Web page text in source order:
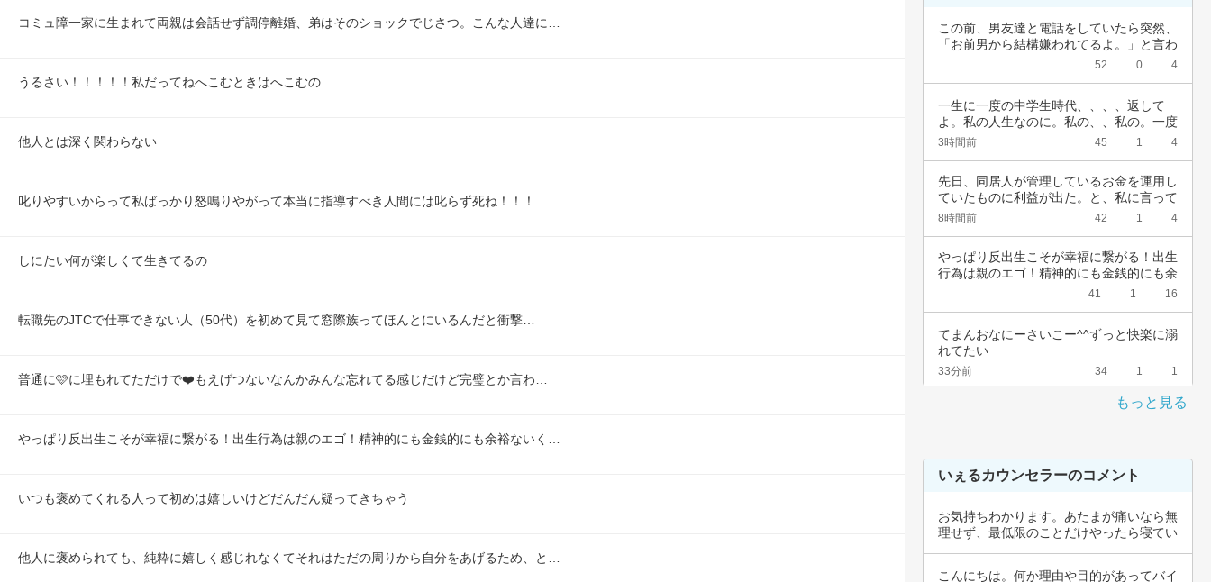
コミュ障一家に生まれて両親は会話せず調停離婚、弟はそのショックでじさつ。こんな人達に…
うるさい！！！！！私だってねへこむときはへこむの
他人とは深く関わらない
叱りやすいからって私ばっかり怒鳴りやがって本当に指導すべき人間には叱らず死ね！！！
しにたい何が楽しくて生きてるの
転職先のJTCで仕事できない人（50代）を初めて見て窓際族ってほんとにいるんだと衝撃…
普通に🩷に埋もれてただけで❤️もえげつないなんかみんな忘れてる感じだけど完璧とか言わ…
やっぱり反出生こそが幸福に繋がる！出生行為は親のエゴ！精神的にも金銭的にも余裕ないく…
いつも褒めてくれる人って初めは嬉しいけどだんだん疑ってきちゃう
他人に褒められても、純粋に嬉しく感じれなくてそれはただの周りから自分をあげるため、と…
この前、男友達と電話をしていたら突然、
「お前男から結構嫌われてるよ。」と言わ
52 0 4
一生に一度の中学生時代、、、、返して
よ。私の人生なのに。私の、、私の。一度
でいいから…
3時間前 45 1 4
先日、同居人が管理しているお金を運用し
ていたものに利益が出た。と、私に言って
きた。結…
8時間前 42 1 4
やっぱり反出生こそが幸福に繋がる！出生
行為は親のエゴ！精神的にも金銭的にも余
41 1 16
てまんおなにーさいこー^^ずっと快楽に溺
れてたい
33分前 34 1 1
もっと見る
いぇるカウンセラーのコメント
お気持ちわかります。あたまが痛いなら無
理せず、最低限のことだけやったら寝てい
こんにちは。何か理由や目的があってバイ